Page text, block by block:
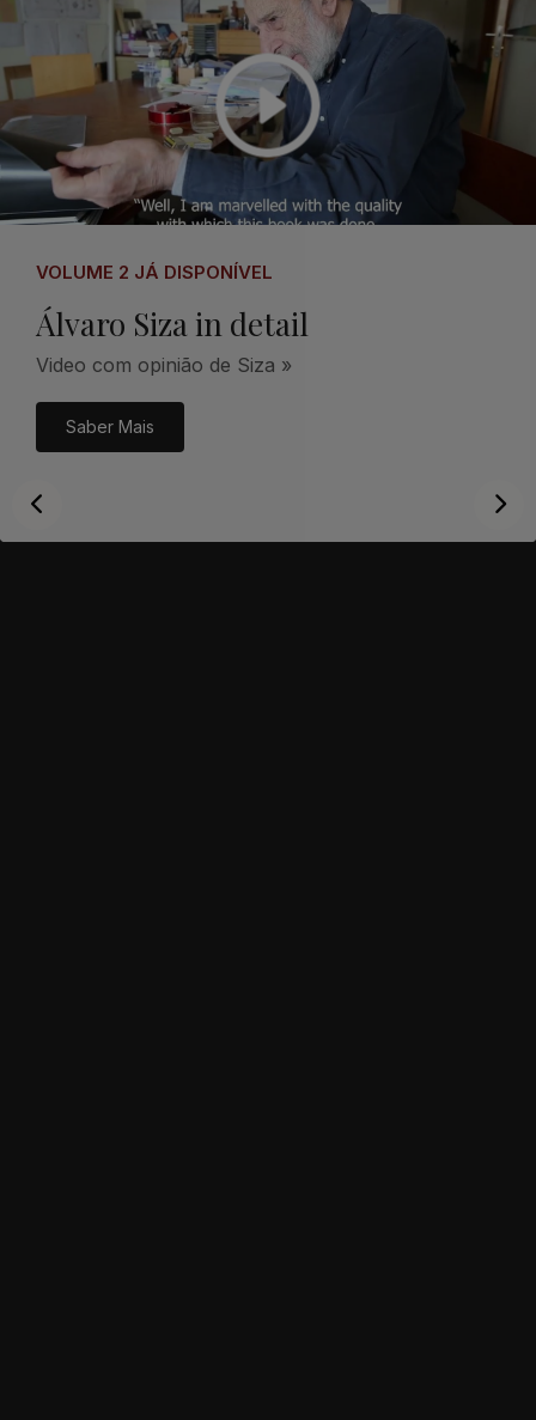
VOLUME 2 JÁ DISPONÍVEL
Álvaro Siza in detail
Video com opinião de Siza »
Saber Mais